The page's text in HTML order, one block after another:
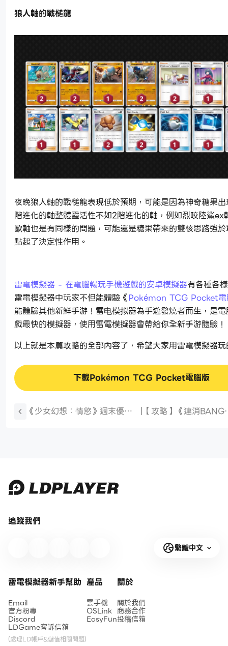
狼人軸的戰槌龍
夜晚狼人軸的戰槌龍表現低於預期，可能是因為神奇糖果
階進化的軸整體靈活性不如2階進化的軸，例如烈咬陸鯊ex
歐軸也是有同樣的問題，可能還是糖果帶來的雙核思路強
點起了決定性作用。
雷電模擬器 - 在電腦暢玩手機遊戲的安卓模擬器有各種各
雷電模擬器中玩家不但能體驗《Pokémon TCG Pocket電
能體驗其他新鮮手游！雷电模拟器為手遊發燒者而生，是
戲最快的模擬器，使用雷電模擬器會帶給你全新手游體驗！
以上就是本篇攻略的全部內容了，希望大家用雷電模擬器
下載Pokémon TCG Pocket電腦版
《少女幻想：情慾》週末優惠
| 【攻略】《連消BANG
追蹤我們
繁體中文
雷電模擬器新手幫助
Email
官方粉專
Discord
LDGame客訴信箱
(處理LD帳戶&儲值相關問題)
產品
雲手機
OSLink
EasyFun
關於
關於我們
商務合作
投稿信箱